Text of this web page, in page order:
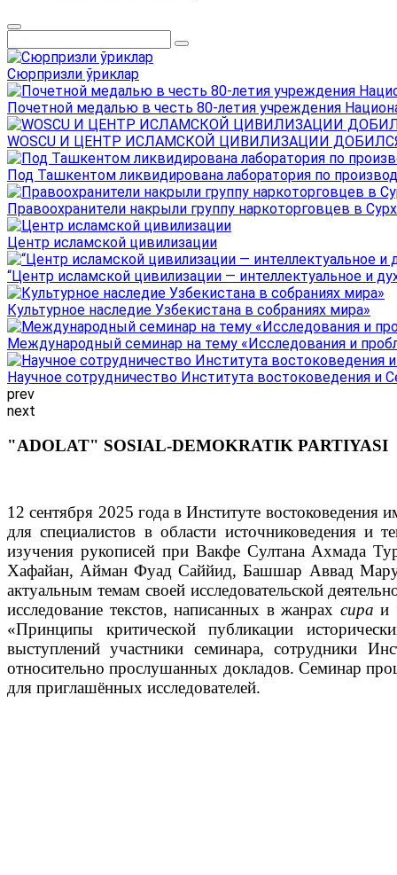
Сюрпризли ўриклар
Почетной медалью в честь 80-летия учреждения
WOSCU И ЦЕНТР ИСЛАМСКОЙ ЦИВИЛИЗАЦИИ
Под Ташкентом ликвидирована лаборатория по
Правоохранители накрыли группу наркоторговцев в
Центр исламской цивилизации
“Центр исламской цивилизации — интеллектуальное и
Культурное наследие Узбекистана в собраниях мира»
Международный семинар на тему «Исследования и
Научное сотрудничество Института востоковедения и
prev
next
"ADOLAT" SOSIAL-DEMOKRATIK PARTIYASI
12 сентября 2025 года в Институте
для специалистов в области источниковедения и
изучения рукописей при Вакфе Султана Ахмада
Хафайан, Айман Фуад Саййид, Башшар Аввад
актуальным темам своей исследовательской
исследование текстов, написанных в жанрах сира и
«Принципы критической публикации
выступлений участники семинара, сотрудники
относительно прослушанных докладов. Семинар
для приглашённых исследователей.